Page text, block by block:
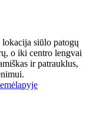
siūlo patogų
o iki centro lengvai
ir patrauklus,